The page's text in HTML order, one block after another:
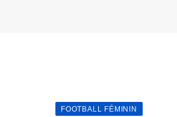
FOOTBALL FÉMININ